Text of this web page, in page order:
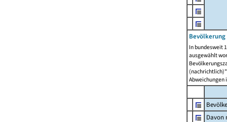
In bundesweit
ausgewählt
Abweichungen
Davon